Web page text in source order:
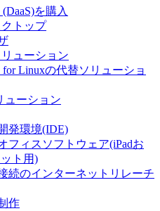
(DaaS)を購入
トップ
ューション
for Linuxの代替ソリューショ
ューション
発環境(IDE)
フィスソフトウェア(iPadお
ト用)
続のインターネットリレーチ
作